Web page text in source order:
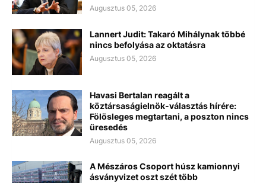
Augusztus 05, 2026
Lannert Judit: Takaró Mihálynak többé
nincs befolyása az oktatásra
Augusztus 05, 2026
Havasi Bertalan reagált a
köztársaságielnök-választás hírére:
Fölösleges megtartani, a poszton nincs
üresedés
Augusztus 05, 2026
A Mészáros Csoport húsz kamionnyi
ásványvizet oszt szét több